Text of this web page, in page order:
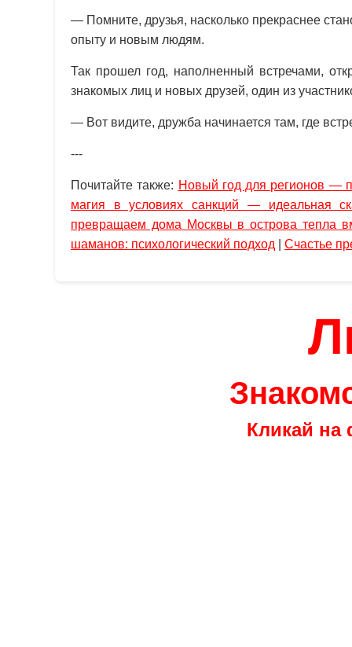
— Помните, друзья, насколько прекраснее
опыту и новым людям.
Так прошел год, наполненный встречами,
знакомых лиц и новых друзей, один из
— Вот видите, дружба начинается там, где
---
Почитайте также: Новый год для регионов —
магия в условиях санкций — идеальная
превращаем дома Москвы в острова тепла
шаманов: психологический подход
Счастье
Кликай на